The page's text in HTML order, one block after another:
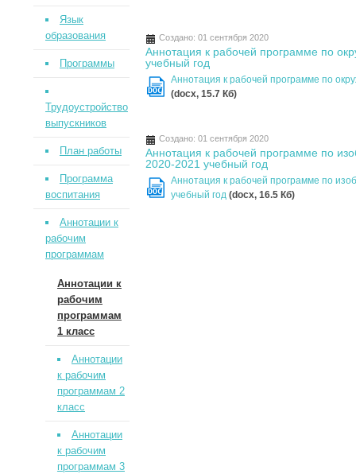
Создано: 01 сентября 2020
Аннотация к рабочей программе по
учебный год
DOC
Аннотация к рабочей программе по
(docx, 15.7 Кб)
Создано: 01 сентября 2020
Аннотация к рабочей программе по
2020-2021 учебный год
DOC
Аннотация к рабочей программе по
учебный год(docx, 16.5 Кб)
Язык
образования
Программы
Трудоустройство
выпускников
План работы
Программа
воспитания
Аннотации к
рабочим
программам
Аннотации к
рабочим
программам
1 класс
Аннотации
к рабочим
программам 2
класс
Аннотации
к рабочим
программам 3